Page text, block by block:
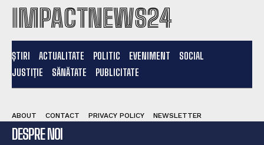
IMPACTNEWS24
ȘTIRI ACTUALITATE POLITIC EVENIMENT
SOCIAL
JUSTIȚIE
SĂNĂTATE PUBLICITATE
ABOUT CONTACT PRIVACY POLICY NEWSLETTER
DESPRE NOI